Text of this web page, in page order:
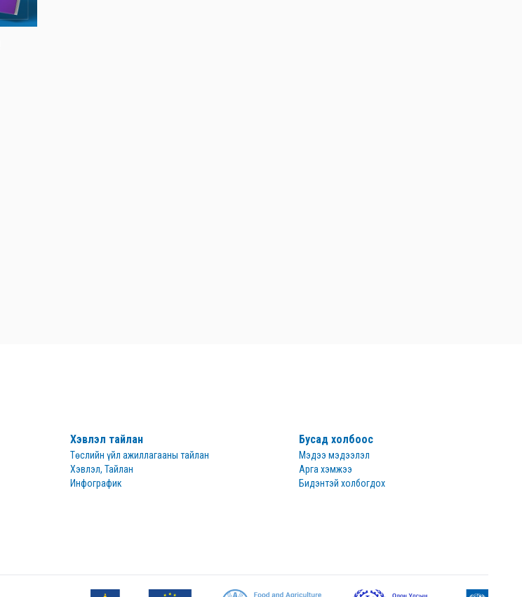
Хэвлэл тайлан
Төслийн үйл ажиллагааны тайлан
Хэвлэл, Тайлан
Инфографик
Бусад холбоос
Мэдээ мэдээлэл
Арга хэмжээ
Бидэнтэй холбогдох